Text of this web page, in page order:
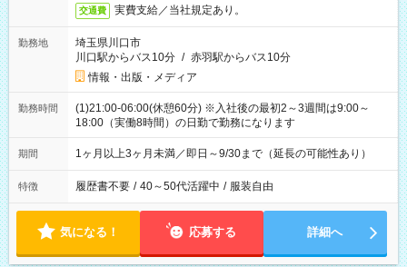
交通費 実費支給／当社規定あり。
勤務地
埼玉県川口市
川口駅からバス10分 / 赤羽駅からバス10分
情報・出版・メディア
勤務時間
(1)21:00-06:00(休憩60分) ※入社後の最初2～3週間は9:00～
18:00（実働8時間）の日勤で勤務になります
期間 1ヶ月以上3ヶ月未満／即日～9/30まで（延長の可能性あり）
特徴 履歴書不要 / 40～50代活躍中 / 服装自由
気になる！ 応募する 詳細へ